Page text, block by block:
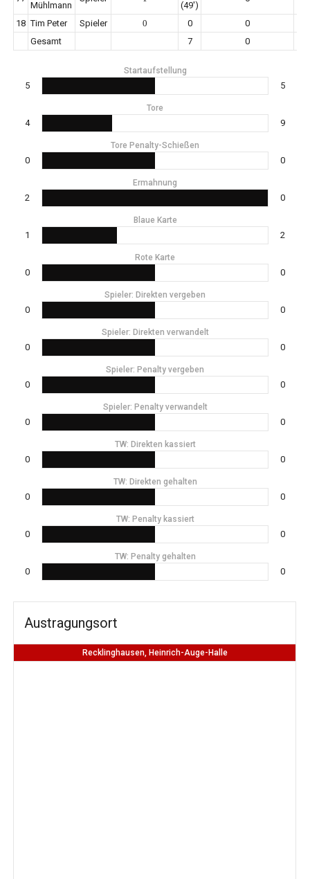
Mühlmann (49')
18 Tim Peter Spieler 0 0
0
Gesamt
7 0
Startaufstellung
5 5
Tore
4 9
Tore Penalty-Schießen
0 0
Ermahnung
2 0
Blaue Karte
1 2
Rote Karte
0 0
Spieler: Direkten vergeben
0 0
Spieler: Direkten verwandelt
0 0
Spieler: Penalty vergeben
0 0
Spieler: Penalty verwandelt
0 0
TW: Direkten kassiert
0 0
TW: Direkten gehalten
0 0
TW: Penalty kassiert
0 0
TW: Penalty gehalten
0 0
Austragungsort
Recklinghausen, Heinrich-Auge-Halle